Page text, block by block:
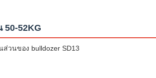
50-52KG
วนของ bulldozer SD13